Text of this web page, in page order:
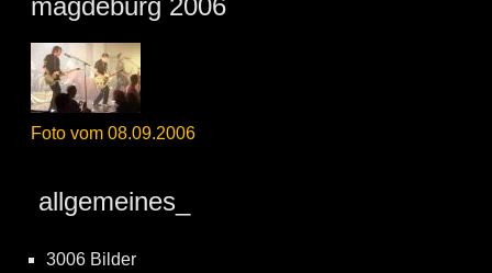
magdeburg 2006
Foto vom 08.09.2006
allgemeines_
3006 Bilder